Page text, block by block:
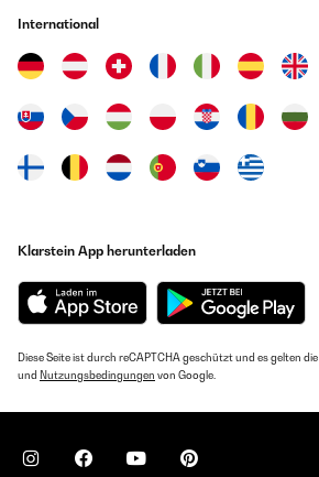
International
Klarstein App herunterladen
Diese Seite ist durch reCAPTCHA geschützt und es gelten die
und Nutzungsbedingungen von Google.